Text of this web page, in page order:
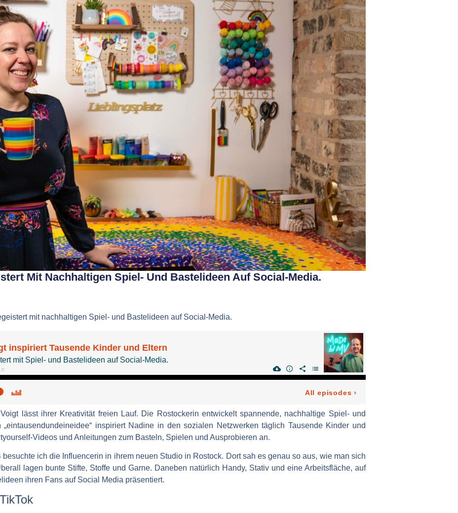
Mit Nachhaltigen Spiel- Und Bastelideen Auf Social-Media.
mit nachhaltigen Spiel- und Bastelideen auf Social-Media.
lässt ihrer Kreativität freien Lauf. Die Rostockerin entwickelt spannende, nachhaltige Spiel- und
inspiriert Nadine in den sozialen Netzwerken täglich Tausende Kinder und
Videos und Anleitungen zum Basteln, Spielen und Ausprobieren an.
besuchte ich die Influencerin in ihrem neuen Studio in Rostock. Dort sah es genau so aus, wie man sich
lagen bunte Stifte, Stoffe und Garne. Daneben natürlich Handy, Stativ und eine Arbeitsfläche, auf
ihren Fans auf Social Media präsentiert.